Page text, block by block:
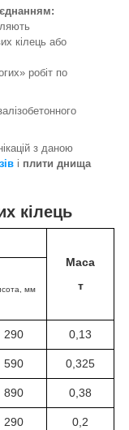
:
кілець або
робіт по
з даною
і плити днища
кілець
Маса
т
, мм
290 0,13
590 0,325
890 0,38
290 0,2